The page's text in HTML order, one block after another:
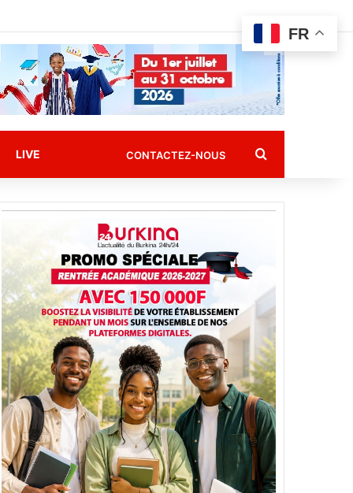
LIVE CONTACTEZ-NOUS Rechercher
FR